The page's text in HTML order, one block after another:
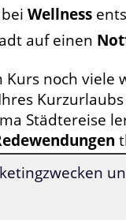
Wellness
auf einen
noch viele
Städtereise